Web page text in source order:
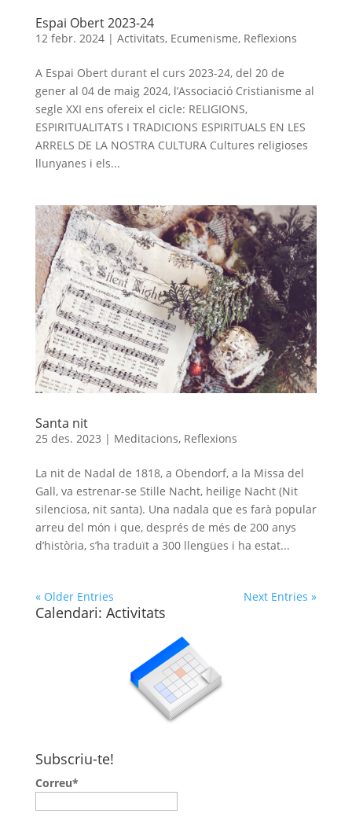
Espai Obert 2023-24
12 febr. 2024| Activitats, Ecumenisme, Reflexions
A Espai Obert durant el curs 2023-24, del 20 de
gener al 04 de maig 2024, l’Associació Cristianisme al
segle XXI ens ofereix el cicle: RELIGIONS,
ESPIRITUALITATS I TRADICIONS ESPIRITUALS EN LES
ARRELS DE LA NOSTRA CULTURA Cultures religioses
llunyanes i els...
Santa nit
25 des. 2023 | Meditacions, Reflexions
La nit de Nadal de 1818, a Obendorf, a la Missa del
Gall, va estrenar-se Stille Nacht, heilige Nacht (Nit
silenciosa, nit santa). Una nadala que es farà popular
arreu del món i que, després de més de 200 anys
d’història, s’ha traduït a 300 llengües i ha estat...
« Older Entries Next Entries »
Calendari: Activitats
Subscriu-te!
Correu*